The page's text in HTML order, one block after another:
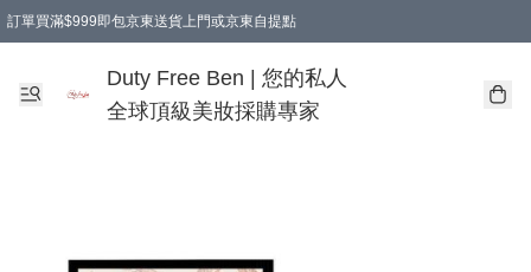
訂單買滿$999即包京東送貨上門或京東自提點
Duty Free Ben | 您的私人
全球頂級美妝採購專家